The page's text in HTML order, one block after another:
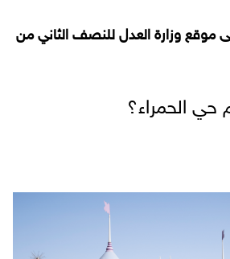
موقع وزارة العدل للنصف الثاني من
الحمراء؟